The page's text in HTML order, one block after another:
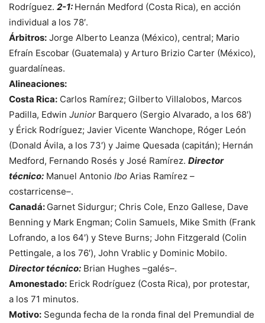
Rodríguez. 2-1: Hernán Medford (Costa Rica), en acción
individual a los 78′.
Árbitros: Jorge Alberto Leanza (México), central; Mario
Efraín Escobar (Guatemala) y Arturo Brizio Carter (México),
guardalíneas.
Alineaciones:
Costa Rica: Carlos Ramírez; Gilberto Villalobos, Marcos
Padilla, Edwin Junior Barquero (Sergio Alvarado, a los 68′)
y Érick Rodríguez; Javier Vicente Wanchope, Róger León
(Donald Ávila, a los 73′) y Jaime Quesada (capitán); Hernán
Medford, Fernando Rosés y José Ramírez. Director
técnico: Manuel Antonio Ibo Arias Ramírez –
costarricense–.
Canadá: Garnet Sidurgur; Chris Cole, Enzo Gallese, Dave
Benning y Mark Engman; Colin Samuels, Mike Smith (Frank
Lofrando, a los 64′) y Steve Burns; John Fitzgerald (Colin
Pettingale, a los 76′), John Vrablic y Dominic Mobilo.
Director técnico: Brian Hughes –galés–.
Amonestado: Erick Rodríguez (Costa Rica), por protestar,
a los 71 minutos.
Motivo: Segunda fecha de la ronda final del Premundial de